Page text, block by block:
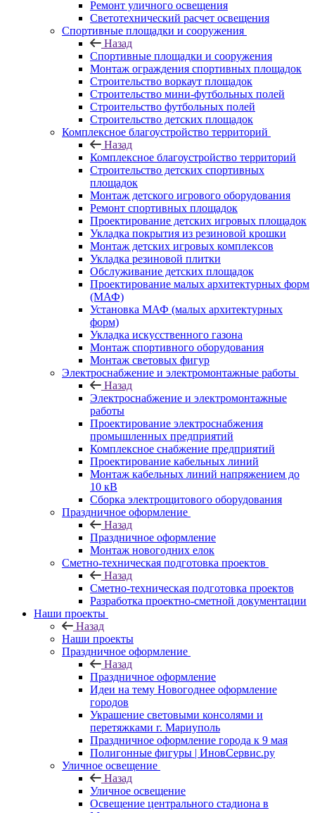
Ремонт уличного освещения
Светотехнический расчет освещения
Спортивные площадки и сооружения
Назад
Спортивные площадки и сооружения
Монтаж ограждения спортивных площадок
Строительство воркаут площадок
Строительство мини-футбольных полей
Строительство футбольных полей
Строительство детских площадок
Комплексное благоустройство территорий
Назад
Комплексное благоустройство территорий
Строительство детских спортивных
площадок
Монтаж детского игрового оборудования
Ремонт спортивных площадок
Проектирование детских игровых площадок
Укладка покрытия из резиновой крошки
Монтаж детских игровых комплексов
Укладка резиновой плитки
Обслуживание детских площадок
Проектирование малых архитектурных форм
(МАФ)
Установка МАФ (малых архитектурных
форм)
Укладка искусственного газона
Монтаж спортивного оборудования
Монтаж световых фигур
Электроснабжение и электромонтажные работы
Назад
Электроснабжение и электромонтажные
работы
Проектирование электроснабжения
промышленных предприятий
Комплексное снабжение предприятий
Проектирование кабельных линий
Монтаж кабельных линий напряжением до
10 кВ
Сборка электрощитового оборудования
Праздничное оформление
Назад
Праздничное оформление
Монтаж новогодних елок
Сметно-техническая подготовка проектов
Назад
Сметно-техническая подготовка проектов
Разработка проектно-сметной документации
Наши проекты
Назад
Наши проекты
Праздничное оформление
Назад
Праздничное оформление
Идеи на тему Новогоднее оформление
городов
Украшение световыми консолями и
перетяжками г. Мариуполь
Праздничное оформление города к 9 мая
Полигонные фигуры | ИновСервис.ру
Уличное освещение
Назад
Уличное освещение
Освещение центрального стадиона в